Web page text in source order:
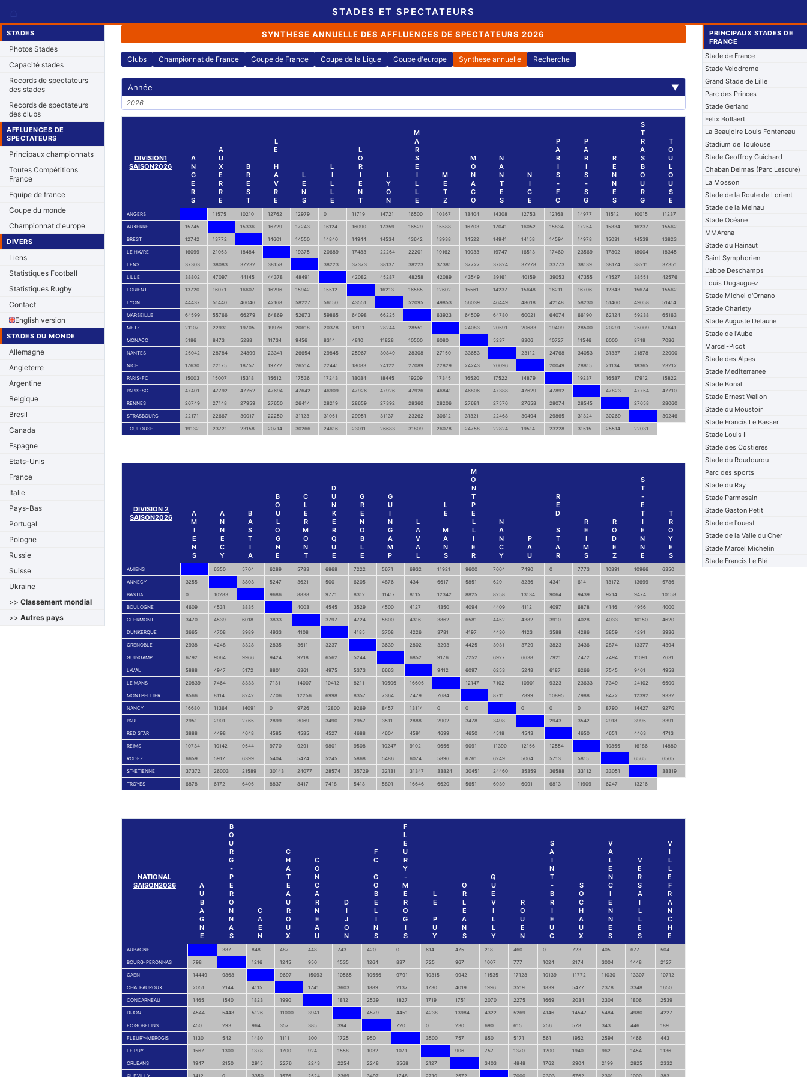
STADES ET SPECTATEURS
STADES
Photos Stades
Capacité stades
Records de spectateurs
des stades
Records de spectateurs
des clubs
AFFLUENCES DE
SPECTATEURS
Principaux championnats
Toutes Compétitions
France
Equipe de france
Coupe du monde
Championnat d'europe
DIVERS
Liens
Statistiques Football
Statistiques Rugby
Contact
English version
STADES DU MONDE
Allemagne
Angleterre
Argentine
Belgique
Bresil
Canada
Espagne
Etats-Unis
France
Italie
Pays-Bas
Portugal
Pologne
Russie
Suisse
Ukraine
>> Classement mondial
>> Autres pays
SYNTHESE ANNUELLE DES AFFLUENCES DE SPECTATEURS 2026
Clubs Championnat de France Coupe de France Coupe de la Ligue Coupe d'europe Synthese annuelle Recherche
Année ▼
2026
DIVISION1
SAISON2026
A
N
G
E
R
S
A
U
X
E
R
R
E
B
R
E
S
T
L
E
H
A
V
R
E
L
E
N
S
L
I
L
L
E
L
O
R
I
E
N
T
L
Y
O
N
M
A
R
S
E
I
L
L
E
M
E
T
Z
M
O
N
A
C
O
N
A
N
T
E
S
N
I
C
E
P
A
R
I
S
-
F
C
P
A
R
I
S
-
S
G
R
E
N
N
E
S
S
T
R
A
S
B
O
U
R
G
T
O
U
L
O
U
S
E
ANGERS 11575 10210 12762 12979 0 11719 14721 16500 10367 13404 14308 12753 12168 14977 11512 10015 11237
AUXERRE 15745 15336 16729 17243 16124 16090 17359 16529 15588 16703 17041 16052 15834 17254 15834 16237 15562
BREST 12742 13772 14601 14550 14840 14944 14534 13642 13938 14522 14941 14158 14594 14978 15031 14539 13823
LE HAVRE 16099 21053 18484 19375 20689 17483 22264 22201 19162 19033 19747 16513 17460 23569 17802 18004 18345
LENS 37303 38083 37232 38158 38223 37373 38137 38223 37381 37727 37824 37278 33773 38139 38174 38211 37351
LILLE 38802 47097 44145 44378 48491 42082 45287 48258 42089 43549 39161 40159 39053 47355 41527 38551 42576
LORIENT 13720 16071 16607 16296 15942 15512 16213 16585 12602 15561 14237 15648 16211 16706 12343 15674 15562
LYON 44437 51440 46046 42168 58227 56150 43551 52095 49853 56039 46449 48618 42148 58230 51460 49058 51414
MARSEILLE 64599 55766 66279 64869 52673 59865 64098 66225 63923 64509 64780 60021 64074 66190 62124 59238 65163
METZ 21107 22931 19705 19976 20618 20378 18111 28244 28551 24083 20591 20683 19409 28500 20291 25009 17641
MONACO 5186 8473 5288 11734 9456 8314 4810 11828 10500 6080 5237 8306 10727 11546 6000 8718 7086
NANTES 25042 28784 24899 23341 26654 29845 25967 30849 28308 27150 33653 23112 24768 34053 31337 21878 22000
NICE 17630 22175 18757 19772 26514 22441 18083 24122 27089 22829 24243 20096 20049 28815 21134 18365 23212
PARIS-FC 15003 15007 15318 15612 17536 17243 18084 18445 19209 17345 16520 17522 14879 19237 16587 17912 15822
PARIS-SG 47401 47792 47752 47694 47642 46909 47926 47926 47926 46841 46806 47388 47629 47892 47823 47754 47710
RENNES 26749 27148 27959 27650 26414 28219 28659 27392 28360 28206 27681 27576 27658 28074 28545 27658 28060
STRASBOURG 22171 22667 30017 22250 31123 31051 29951 31137 23262 30612 31321 22468 30494 29865 31324 30269 30246
TOULOUSE 19132 23721 23158 20714 30266 24616 23011 26683 31809 26078 24758 22824 19514 23228 31515 25514 22031
DIVISION 2
SAISON2026
A
M
I
E
N
S
A
N
N
E
C
Y
B
A
S
T
I
A
B
O
U
L
O
G
N
E
C
L
E
R
M
O
N
T
D
U
N
K
E
R
Q
U
E
G
R
E
N
O
B
L
E
G
U
I
N
G
A
M
P
L
A
V
A
L
L
E
M
A
N
S
M
O
N
T
P
E
L
L
I
E
R
N
A
N
C
Y
P
A
U
R
E
D
S
T
A
R
R
E
I
M
S
R
O
D
E
Z
S
T
-
E
T
I
E
N
N
E
T
R
O
Y
E
S
AMIENS 6350 5704 6289 5783 6868 7222 5671 6932 11921 9600 7664 7490 0 7773 10891 10966 6350
ANNECY 3255 3803 5247 3621 500 6205 4876 434 6617 5851 629 8236 4341 614 13172 13699 5786
BASTIA 0 10283 9686 8838 9771 8312 11417 8115 12342 8825 8258 13134 9064 9439 9214 9474 10158
BOULOGNE 4609 4531 3835 4003 4545 3529 4500 4127 4350 4094 4409 4112 4097 6878 4146 4956 4000
CLERMONT 3470 4539 6018 3833 3797 4724 5800 4316 3862 6581 4452 4382 3910 4028 4033 10150 4620
DUNKERQUE 3665 4708 3989 4933 4108 4185 3708 4226 3781 4197 4430 4123 3588 4286 3859 4291 3936
GRENOBLE 2938 4248 3328 2835 3611 3237 3639 2802 3293 4425 3931 3729 3823 3436 2874 13377 4394
GUINGAMP 6792 9064 9966 9424 9218 6562 5244 6852 9176 7252 6927 6638 7921 7472 7494 11091 7631
LAVAL 5888 4947 5172 8801 6361 4975 5373 6663 9412 6097 6253 5248 6187 6266 7545 9461 4958
LE MANS 20839 7464 8333 7131 14007 10412 8211 10506 16605 12147 7102 10901 9323 23633 7349 24102 6500
MONTPELLIER 8566 8114 8242 7706 12256 6998 8357 7364 7479 7684 8711 7899 10895 7988 8472 12392 9332
NANCY 16680 11364 14091 0 9726 12800 9269 8457 13114 0 0 0 0 0 8790 14427 9270
PAU 2951 2901 2765 2899 3069 3490 2957 3511 2888 2902 3478 3498 2943 3542 2918 3995 3391
RED STAR 3888 4498 4648 4585 4585 4527 4688 4604 4591 4699 4650 4518 4543 4650 4651 4463 4713
REIMS 10734 10142 9544 9770 9291 9801 9508 10247 9102 9656 9091 11390 12156 12554 10855 16186 14880
RODEZ 6659 5917 6399 5404 5474 5245 5868 5486 6074 5896 6761 6249 5064 5713 5815 6565 6565
ST-ETIENNE 37372 26003 21589 30143 24077 28574 35729 32131 31347 33824 30451 24460 35359 36588 33112 33051 38319
TROYES 6878 6172 6405 8837 8417 7418 5418 5801 16646 6620 5651 6939 6091 6813 11909 6247 13216
NATIONAL
SAISON2026
A
U
B
A
G
N
E
B
O
U
R
G
-
P
E
R
O
N
N
A
S
C
A
E
N
C
H
A
T
E
A
U
R
O
U
X
C
O
N
C
A
R
N
E
A
U
D
I
J
O
N
F
C
G
O
B
E
L
I
N
S
F
L
E
U
R
Y
-
M
E
R
O
G
I
S
L
E
P
U
Y
O
R
L
E
A
N
S
Q
U
E
V
I
L
L
Y
R
O
U
E
N
S
A
I
N
T
-
B
R
I
E
U
C
S
O
C
H
A
U
X
V
A
L
E
N
C
I
E
N
N
E
S
V
E
R
S
A
I
L
L
E
S
V
I
L
L
E
F
R
A
N
C
H
E
AUBAGNE 387 848 487 448 743 420 0 614 475 218 460 0 723 405 677 504
BOURG-PERONNAS 798 1216 1245 950 1535 1264 837 725 967 1007 777 1024 2174 3004 1448 2127
CAEN 14449 9868 9697 15093 10565 10556 9791 10315 9942 11535 17128 10139 11772 11030 13307 10712
CHATEAUROUX 2051 2144 4115 1741 3603 1889 2137 1730 4019 1996 3519 1839 5477 2378 3348 1650
CONCARNEAU 1465 1540 1823 1990 1812 2539 1827 1719 1751 2070 2275 1669 2034 2304 1806 2539
DIJON 4544 5448 5126 11000 3941 4579 4451 4238 13984 4322 5269 4146 14547 5484 4980 4227
FC GOBELINS 450 293 964 357 385 394 720 0 230 690 615 256 578 343 446 189
FLEURY-MEROGIS 1130 542 1480 1111 300 1725 950 3500 757 650 5171 561 1952 2594 1466 443
LE PUY 1567 1300 1378 1700 924 1558 1032 1071 906 757 1370 1200 1940 962 1454 1136
ORLEANS 1947 2150 2915 2276 2243 2254 2248 3568 2127 3403 4848 1762 2904 2199 2825 2332
QUEVILLY 1412 0 3350 1576 2524 2369 3497 1748 2710 2572 7000 2303 5762 2301 1000 383
PRINCIPAUX STADES DE
FRANCE
Stade de France
Stade Velodrome
Grand Stade de Lille
Parc des Princes
Stade Gerland
Felix Bollaert
La Beaujoire Louis Fonteneau
Stadium de Toulouse
Stade Geoffroy Guichard
Chaban Delmas (Parc Lescure)
La Mosson
Stade de la Route de Lorient
Stade de la Meinau
Stade Océane
MMArena
Stade du Hainaut
Saint Symphorien
L'abbe Deschamps
Louis Dugauguez
Stade Michel d'Ornano
Stade Charlety
Stade Auguste Delaune
Stade de l'Aube
Marcel-Picot
Stade des Alpes
Stade Mediterranee
Stade Bonal
Stade Ernest Wallon
Stade du Moustoir
Stade Francis Le Basser
Stade Louis II
Stade des Costieres
Stade du Roudourou
Parc des sports
Stade du Ray
Stade Parmesain
Stade Gaston Petit
Stade de l'ouest
Stade de la Valle du Cher
Stade Marcel Michelin
Stade Francis Le Blé